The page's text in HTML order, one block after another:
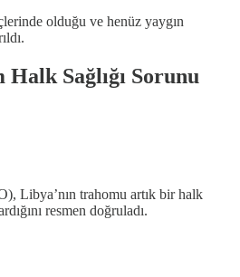
olduğu ve henüz yaygın
Sağlığı Sorunu
Libya’nın trahomu artık bir halk
resmen doğruladı.